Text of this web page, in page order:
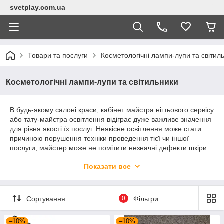
svetplay.com.ua
Товари та послуги Косметологічні лампи-лупи та
Косметологічні лампи-лупи та світильники
В будь-якому салоні краси, кабінет майстра нігтьового сервісу
або тату-майстра освітлення відіграє дуже важливе значення
для рівня якості їх послуг. Неякісне освітлення може стати
причиною порушення техніки проведення тієї чи іншої
послуги, майстер може не помітити незначні дефекти шкіри
нормальному освітленні клієнт залишиться незадоволеним.
виключити такі неприємні ситуації і забезпечить робоче місце
нормальними умовами.
Великий асортимент ламп і
світильників
Показати все
Сортування 0 Фільтри
–10% –10%